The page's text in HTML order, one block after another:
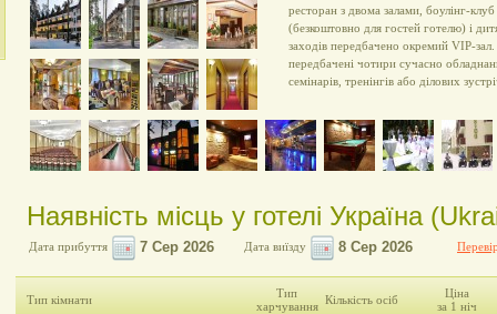
ресторан з двома залами, боулінг-
(безкоштовно для гостей готелю) і
заходів передбачено окремий VIP-
передбачені чотири сучасно
семінарів, тренінгів або ділових
Наявність місць у готелі Україна
Дата прибуття Дата виїзду
Тип кімнати
Тип
харчування Кількість осіб
Ціна
за 1 ніч